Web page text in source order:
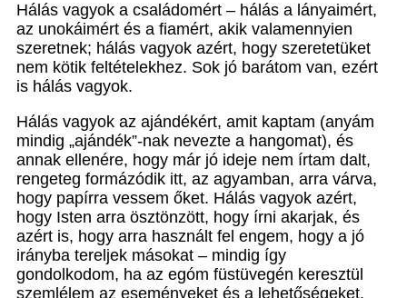
Hálás vagyok a családomért – hálás a lányaimért,
az unokáimért és a fiamért, akik valamennyien
szeretnek; hálás vagyok azért, hogy szeretetüket
nem kötik feltételekhez. Sok jó barátom van, ezért
is hálás vagyok.
Hálás vagyok az ajándékért, amit kaptam (anyám
mindig „ajándék”-nak nevezte a hangomat), és
annak ellenére, hogy már jó ideje nem írtam dalt,
rengeteg formázódik itt, az agyamban, arra várva,
hogy papírra vessem őket. Hálás vagyok azért,
hogy Isten arra ösztönzött, hogy írni akarjak, és
azért is, hogy arra használt fel engem, hogy a jó
irányba tereljek másokat – mindig így
gondolkodom, ha az egóm füstüvegén keresztül
szemlélem az eseményeket és a lehetőségeket.